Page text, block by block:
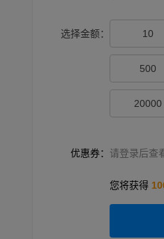
选择金额： 10
500
20000
优惠券： 请登录后查
您将获得